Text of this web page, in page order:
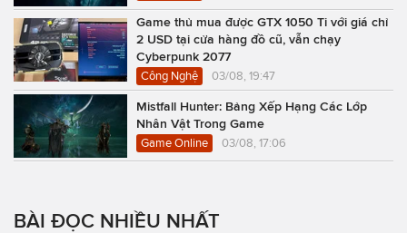
Game thủ mua được GTX 1050 Ti với giá chỉ
2 USD tại cửa hàng đồ cũ, vẫn chạy
Cyberpunk 2077
Công Nghệ 03/08, 19:47
Mistfall Hunter: Bảng Xếp Hạng Các Lớp
Nhân Vật Trong Game
Game Online 03/08, 17:06
BÀI ĐỌC NHIỀU NHẤT